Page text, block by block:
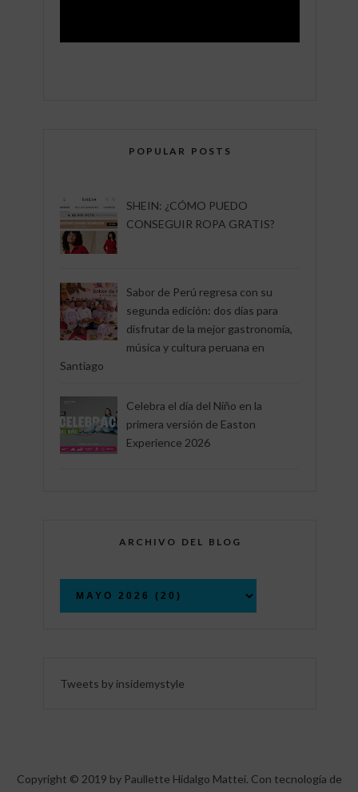
POPULAR POSTS
SHEIN: ¿CÓMO PUEDO
CONSEGUIR ROPA GRATIS?
Sabor de Perú regresa con su
segunda edición: dos días para
disfrutar de la mejor gastronomía,
música y cultura peruana en
Santiago
Celebra el día del Niño en la
primera versión de Easton
Experience 2026
ARCHIVO DEL BLOG
Tweets by insidemystyle
Copyright © 2019 by Paullette Hidalgo Mattei. Con tecnología de